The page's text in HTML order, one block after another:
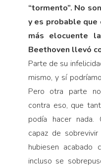
“tormento”. No
y es probable que
más elocuente
Beethoven llevó
Parte de su
mismo, y sí
Pero otra parte
contra eso, que
podía hacer nada.
capaz de
hubiesen acabado
incluso se